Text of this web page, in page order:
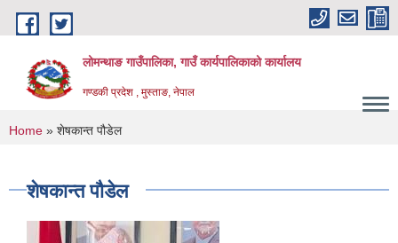
Skip to main content
लोमन्थाङ गाउँपालिका, गाउँ कार्यपालिकाको कार्यालय
गण्डकी प्रदेश , मुस्ताङ, नेपाल
You are here
Home » शेषकान्त पौडेल
शेषकान्त पौडेल